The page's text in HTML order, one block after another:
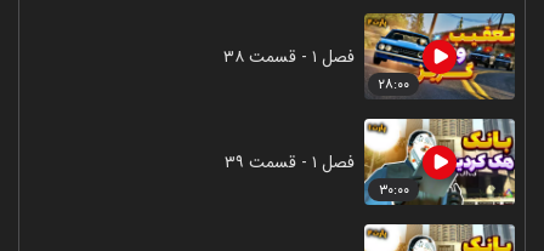
۲۸:۰۰
فصل ۱ - قسمت ۳۸
۳۰:۰۰
فصل ۱ - قسمت ۳۹